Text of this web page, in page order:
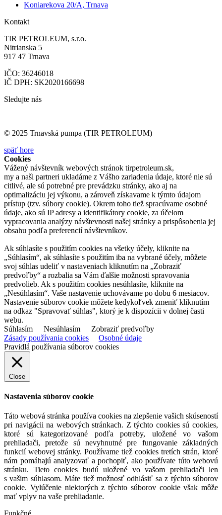
Koniarekova 20/A, Trnava
Kontakt
TIR PETROLEUM, s.r.o.
Nitrianska 5
917 47 Trnava
IČO: 36246018
IČ DPH: SK2020166698
Sledujte nás
© 2025 Trnavská pumpa (TIR PETROLEUM)
späť hore
Cookies
Vážený návštevník webových stránok tirpetroleum.sk,
my a naši partneri ukladáme z Vášho zariadenia údaje, ktoré nie sú
citlivé, ale sú potrebné pre prevádzku stránky, ako aj na
optimalizáciu jej výkonu, a zároveň získavame k týmto údajom
prístup (tzv. súbory cookie). Okrem toho tiež spracúvame osobné
údaje, ako sú IP adresy a identifikátory cookie, za účelom
vypracovania analýzy návštevnosti našej stránky a prispôsobenia jej
obsahu podľa preferencií návštevníkov.
Ak súhlasíte s použitím cookies na všetky účely, kliknite na
„Súhlasím“, ak súhlasíte s použitím iba na vybrané účely, môžete
svoj súhlas udeliť v nastaveniach kliknutím na „Zobraziť
predvoľby“ a rozbalia sa Vám ďalšie možnosti spravovania
predvolieb. Ak s použitím cookies nesúhlasíte, kliknite na
„Nesúhlasím“. Vaše nastavenie uchovávame po dobu 6 mesiacov.
Nastavenie súborov cookie môžete kedykoľvek zmeniť kliknutím
na odkaz "Spravovať súhlas", ktorý je k dispozícii v dolnej časti
webu.
Súhlasím
Nesúhlasím
Zobraziť predvoľby
Zásady používania cookies
Osobné údaje
Pravidlá používania súborov cookies
Close
Nastavenia súborov cookie
Táto webová stránka používa cookies na zlepšenie vašich skúseností
pri navigácii na webových stránkach. Z týchto cookies sú cookies,
ktoré sú kategorizované podľa potreby, uložené vo vašom
prehliadači, pretože sú nevyhnutné pre fungovanie základných
funkcií webovej stránky. Používame tiež cookies tretích strán, ktoré
nám pomáhajú analyzovať a pochopiť, ako používate túto webovú
stránku. Tieto cookies budú uložené vo vašom prehliadači len
s vašim súhlasom. Máte tiež možnosť odhlásiť sa z týchto súborov
cookie. Vylúčenie niektorých z týchto súborov cookie však môže
mať vplyv na vaše prehliadanie.